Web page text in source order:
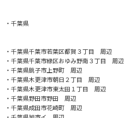
・千葉県
・千葉県千葉市若葉区都賀３丁目 周辺
・千葉県千葉市緑区おゆみ野南３丁目 周辺
・千葉県銚子市上野町 周辺
・千葉県木更津市朝日２丁目 周辺
・千葉県木更津市東太田１丁目 周辺
・千葉県野田市野田 周辺
・千葉県成田市花崎町 周辺